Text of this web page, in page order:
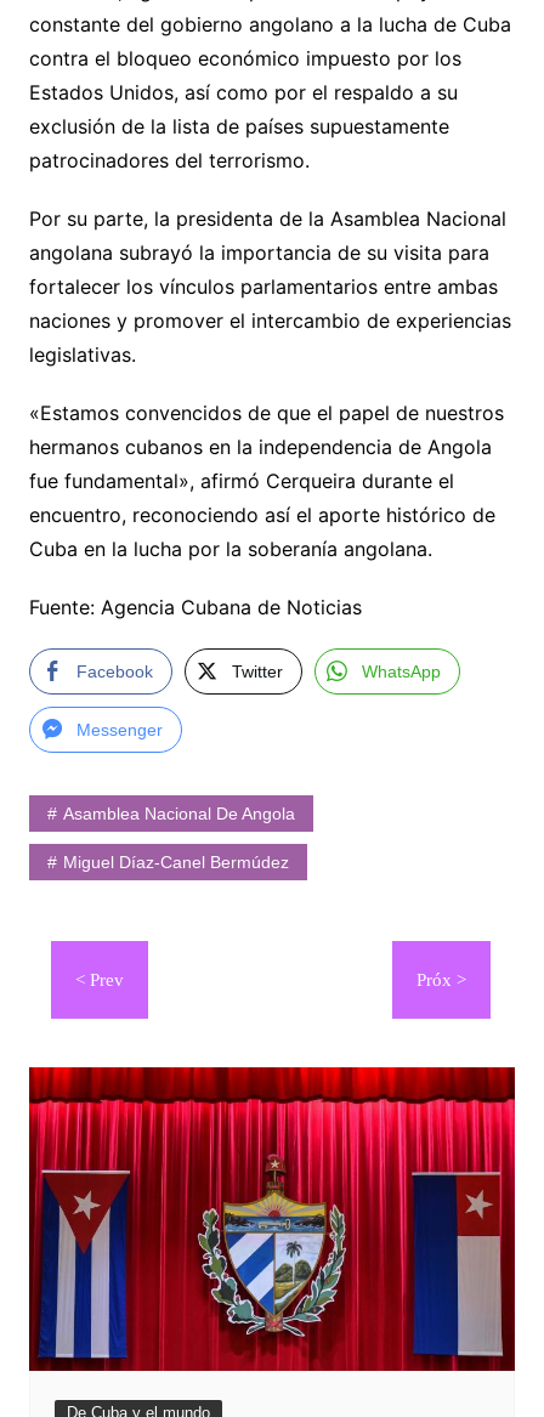
constante del gobierno angolano a la lucha de Cuba
contra el bloqueo económico impuesto por los
Estados Unidos, así como por el respaldo a su
exclusión de la lista de países supuestamente
patrocinadores del terrorismo.
Por su parte, la presidenta de la Asamblea Nacional
angolana subrayó la importancia de su visita para
fortalecer los vínculos parlamentarios entre ambas
naciones y promover el intercambio de experiencias
legislativas.
«Estamos convencidos de que el papel de nuestros
hermanos cubanos en la independencia de Angola
fue fundamental», afirmó Cerqueira durante el
encuentro, reconociendo así el aporte histórico de
Cuba en la lucha por la soberanía angolana.
Fuente: Agencia Cubana de Noticias
Facebook Twitter WhatsApp
Messenger
Asamblea Nacional De Angola
Miguel Díaz-Canel Bermúdez
Navegación
entradas
De Cuba y el mundo